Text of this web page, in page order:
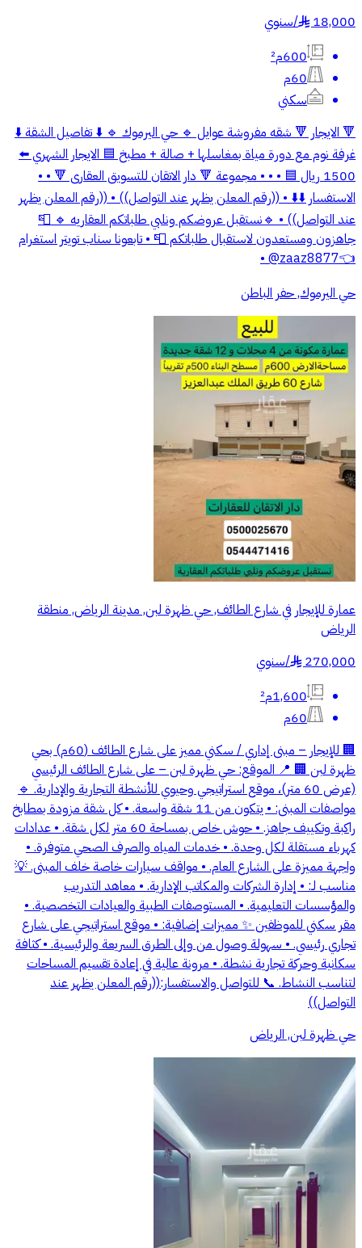
18,000
§
/سنوي
600م²
60م
سكني
🔻 الايجار 🔻 شقه مفروشة عوايل 🔹 حي اليرموك 🔹 ⬇️ تفاصيل الشقة ⬇️
غرفة نوم مع دورة مياة بمغاسلها + صالة + مطبخ 🟦 الايجار الشهري ⬅️
1500 ريال 🟦 • • • مجموعة 🔻 دار الاتقان للتسويق العقارى 🔻 • •
الاستفسار ⬇️⬇️ • ((رقم المعلن يظهر عند التواصل)) • ((رقم المعلن يظهر
عند التواصل)) • 🔹نستقبل عروضكم ونلبي طلباتكم العقاريه 🔹 📮
جاهزون ومستعدون لاستقبال طلباتكم 📮 • تابعونا سناب تويتر استغرام
👈zaaz8877@ •
حي اليرموك, حفر الباطن
عمارة للإيجار في شارع الطائف, حي ظهرة لبن, مدينة الرياض, منطقة
الرياض
270,000
§
/سنوي
1,600م²
60م
🏢 للإيجار – مبنى إداري / سكني مميز على شارع الطائف (60م) بحي
ظهرة لبن 🏢 📍 الموقع: حي ظهرة لبن – على شارع الطائف الرئيسي
(عرض 60 متر)، موقع استراتيجي وحيوي للأنشطة التجارية والإدارية. 🔹
مواصفات المبنى: • يتكون من 11 شقة واسعة. • كل شقة مزودة بمطابخ
راكبة وتكييف جاهز. • حوش خاص بمساحة 60 متر لكل شقة. • عدادات
كهرباء مستقلة لكل وحدة. • خدمات المياه والصرف الصحي متوفرة. •
واجهة مميزة على الشارع العام. • مواقف سيارات خاصة خلف المبنى. 💡
مناسب لـ: • إدارة الشركات والمكاتب الإدارية. • معاهد التدريب
والمؤسسات التعليمية. • المستوصفات الطبية والعيادات التخصصية. •
مقر سكني للموظفين ✨ مميزات إضافية: • موقع استراتيجي على شارع
تجاري رئيسي. • سهولة وصول من وإلى الطرق السريعة والرئيسية. • كثافة
سكانية وحركة تجارية نشطة. • مرونة عالية في إعادة تقسيم المساحات
لتناسب النشاط. 📞 للتواصل والاستفسار:((رقم المعلن يظهر عند
التواصل))
حي ظهرة لبن, الرياض